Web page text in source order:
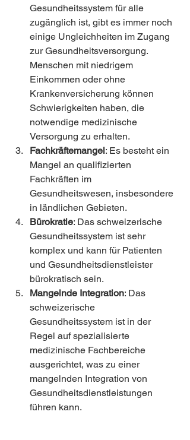
Gesundheitssystem für alle
zugänglich ist, gibt es immer noch
einige Ungleichheiten im Zugang
zur Gesundheitsversorgung.
Menschen mit niedrigem
Einkommen oder ohne
Krankenversicherung können
Schwierigkeiten haben, die
notwendige medizinische
Versorgung zu erhalten.
Fachkräftemangel: Es besteht ein
Mangel an qualifizierten
Fachkräften im
Gesundheitswesen, insbesondere
in ländlichen Gebieten.
Bürokratie: Das schweizerische
Gesundheitssystem ist sehr
komplex und kann für Patienten
und Gesundheitsdienstleister
bürokratisch sein.
Mangelnde Integration: Das
schweizerische
Gesundheitssystem ist in der
Regel auf spezialisierte
medizinische Fachbereiche
ausgerichtet, was zu einer
mangelnden Integration von
Gesundheitsdienstleistungen
führen kann.